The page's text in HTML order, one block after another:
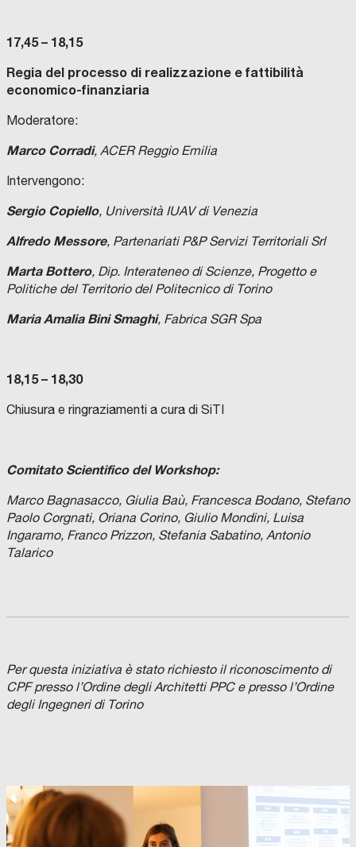
17,45 – 18,15
Regia del processo di realizzazione e fattibilità
economico-finanziaria
Moderatore:
Marco Corradi, ACER Reggio Emilia
Intervengono:
Sergio Copiello, Università IUAV di Venezia
Alfredo Messore, Partenariati P&P Servizi Territoriali Srl
Marta Bottero, Dip. Interateneo di Scienze, Progetto e
Politiche del Territorio del Politecnico di Torino
Maria Amalia Bini Smaghi, Fabrica SGR Spa
18,15 – 18,30
Chiusura e ringraziamenti a cura di SiTI
Comitato Scientifico del Workshop:
Marco Bagnasacco, Giulia Baù, Francesca Bodano, Stefano
Paolo Corgnati, Oriana Corino, Giulio Mondini, Luisa
Ingaramo, Franco Prizzon, Stefania Sabatino, Antonio
Talarico
Per questa iniziativa è stato richiesto il riconoscimento di
CPF presso l’Ordine degli Architetti PPC e presso l’Ordine
degli Ingegneri di Torino